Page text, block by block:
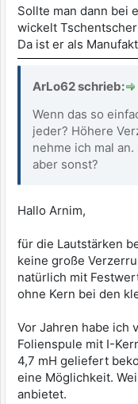
Sollte man dann bei
wickelt
Da ist er als
ArLo62 schrieb:
Wenn das so
jeder? Höhere
nehme ich mal
aber sonst?
Hallo Arnim,
für die Lautstärken
keine große
natürlich mit
ohne Kern bei den
Vor Jahren habe ich
Folienspule mit I-
4,7 mH geliefert
eine Möglichkeit.
anbietet.